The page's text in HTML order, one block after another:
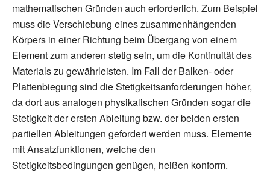
mathematischen Gründen auch erforderlich. Zum Beispiel
muss die Verschiebung eines zusammenhängenden
Körpers in einer Richtung beim Übergang von einem
Element zum anderen stetig sein, um die Kontinuität des
Materials zu gewährleisten. Im Fall der Balken- oder
Plattenbiegung sind die Stetigkeitsanforderungen höher,
da dort aus analogen physikalischen Gründen sogar die
Stetigkeit der ersten Ableitung bzw. der beiden ersten
partiellen Ableitungen gefordert werden muss. Elemente
mit Ansatzfunktionen, welche den
Stetigkeitsbedingungen genügen, heißen konform.